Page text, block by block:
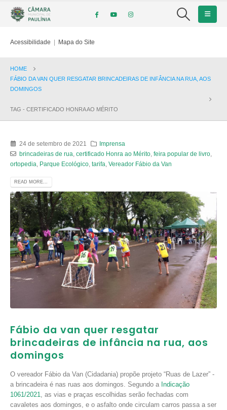
Acessibilidade | Mapa do Site
HOME
FÁBIO DA VAN QUER RESGATAR BRINCADEIRAS DE INFÂNCIA NA RUA, AOS
DOMINGOS
TAG - CERTIFICADO HONRA AO MÉRITO
24 de setembro de 2021
Imprensa
brincadeiras de rua certificado Honra ao Mérito, feira popular de livro,
ortopedia
Parque Ecológico tarifa Vereador Fábio da Van
READ MORE...
Fábio da van quer resgatar
brincadeiras de infância na rua, aos
domingos
O vereador Fábio da Van (Cidadania) propõe projeto “Ruas de Lazer” -
a brincadeira é nas ruas aos domingos. Segundo a Indicação
1061/2021
, as vias e praças escolhidas serão fechadas com
cavaletes aos domingos, e o asfalto onde circulam carros passa a ser